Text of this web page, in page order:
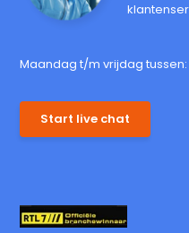
Maandag t/m vrijdag tussen:
Start live chat